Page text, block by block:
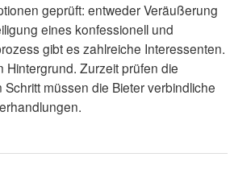
geprüft: entweder Veräußerung
eines konfessionell und
gibt es zahlreiche Interessenten.
Zurzeit prüfen die
müssen die Bieter verbindliche